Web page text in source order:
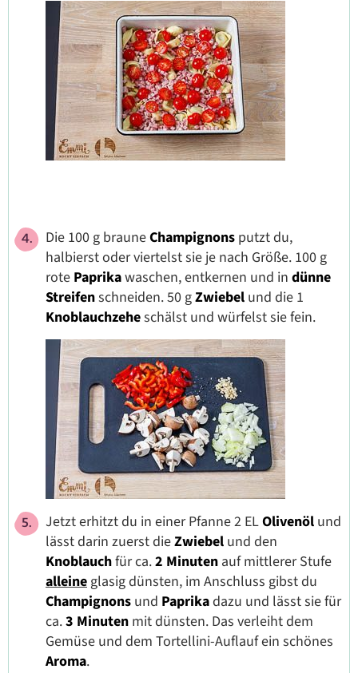
Die 100 g brauneChampignons putzt du,
halbierst oder viertelst sie je nach Größe. 100 g
rote Paprikawaschen, entkernen und in dünne
Streifenschneiden. 50 gZwiebel und die 1
Knoblauchzeheschälst und würfelst sie fein.
Jetzt erhitzt du in einer Pfanne 2 ELOlivenöl und
lässt darin zuerst dieZwiebel und den
Knoblauchfür ca.2 Minuten auf mittlerer Stufe
alleineglasig dünsten, im Anschluss gibst du
Champignons und Paprikadazu und lässt sie für
ca.3 Minuten mit dünsten. Das verleiht dem
Gemüse und dem Tortellini-Auflauf ein schönes
Aroma.